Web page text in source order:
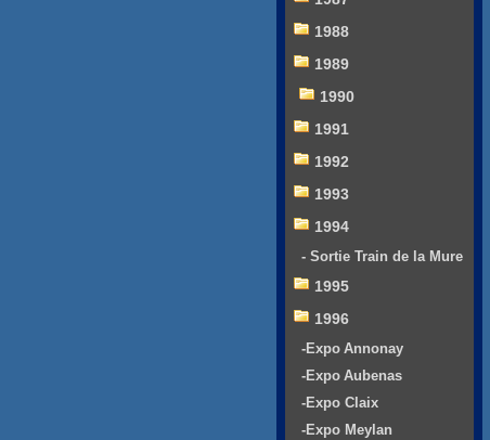
1988
1989
1990
1991
1992
1993
1994
- Sortie Train de la Mure
1995
1996
-Expo Annonay
-Expo Aubenas
-Expo Claix
-Expo Meylan